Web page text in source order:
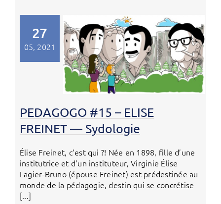
27
05, 2021
PEDAGOGO #15 – ELISE
FREINET — Sydologie
Élise Freinet, c’est qui ?! Née en 1898, fille d’une
institutrice et d’un instituteur, Virginie Élise
Lagier-Bruno (épouse Freinet) est prédestinée au
monde de la pédagogie, destin qui se concrétise
[...]